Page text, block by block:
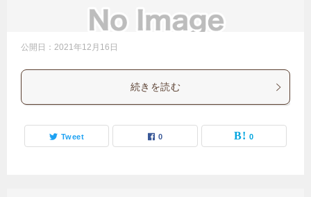
公開日： 2021年12月16日
続きを読む
Tweet 0 0